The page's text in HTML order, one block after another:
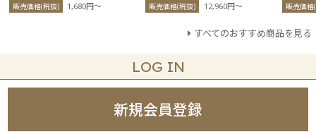
販売価格(税抜) 1,680円〜 販売価格(税抜) 12,960円〜 販売価格
すべてのおすすめ商品を見る
LOG IN
新規会員登録